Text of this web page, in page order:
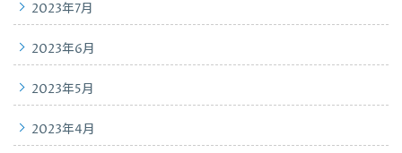
2023年7月
2023年6月
2023年5月
2023年4月